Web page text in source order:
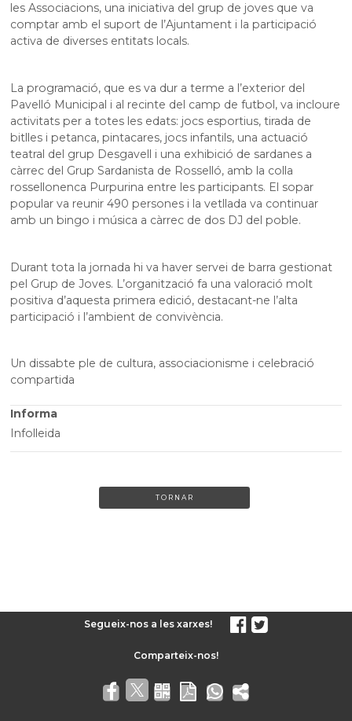
les Associacions, una iniciativa del grup de joves que va
comptar amb el suport de l’Ajuntament i la participació
activa de diverses entitats locals.
La programació, que es va dur a terme a l’exterior del
Pavelló Municipal i al recinte del camp de futbol, va incloure
activitats per a totes les edats: jocs esportius, tirada de
bitlles i petanca, pintacares, jocs infantils, una actuació
teatral del grup Desgavell i una exhibició de sardanes a
càrrec del Grup Sardanista de Rosselló, amb la colla
rossellonenca Purpurina entre les participants. El sopar
popular va reunir 490 persones i la vetllada va continuar
amb un bingo i música a càrrec de dos DJ del poble.
Durant tota la jornada hi va haver servei de barra gestionat
pel Grup de Joves. L’organització fa una valoració molt
positiva d’aquesta primera edició, destacant-ne l’alta
participació i l’ambient de convivència.
Un dissabte ple de cultura, associacionisme i celebració
compartida
Informa
Infolleida
TORNAR
Segueix-nos a les xarxes!